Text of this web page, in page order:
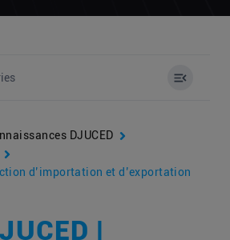
DJUCED
d’importation et d’exportation
|